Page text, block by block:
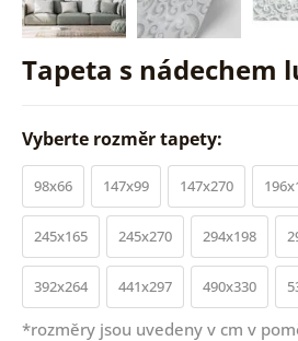
Tapeta s nádechem
Vyberte rozměr tapety:
98x66 147x99 147x270
245x165 245x270 294x198
392x264 441x297 490x330
*rozměry jsou uvedeny v cm v